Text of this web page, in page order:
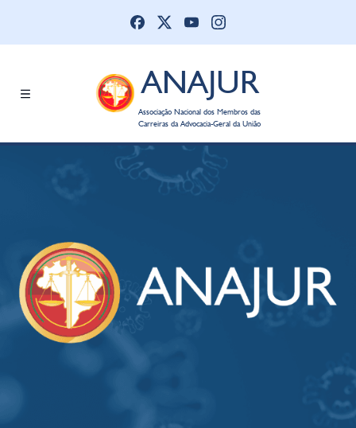
ANAJUR
Associação Nacional dos Membros das
Carreiras da Advocacia-Geral da União